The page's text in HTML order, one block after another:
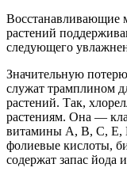
Восстанавливающие
растений
следующего
Значительную
служат трамплином
растений. Так,
растениям. Она —
витамины А, В, С, Е,
фолиевые кислоты,
содержат запас йода